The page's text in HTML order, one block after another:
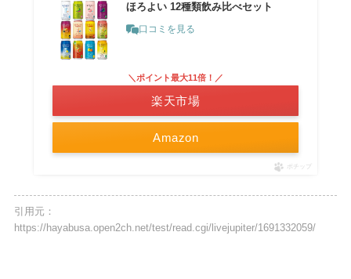
ほろよい 12種類飲み比べセット
口コミを見る
Amazon
＼ポイント最大11倍！／
楽天市場
ポチップ
引用元：
https://hayabusa.open2ch.net/test/read.cgi/livejupiter/1691332059/